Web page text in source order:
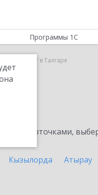
Программы 1С
SellMonitor в Талгаре
карточками,
Кызылорда Атырау